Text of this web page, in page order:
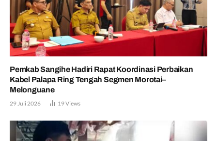
Pemkab Sangihe Hadiri Rapat Koordinasi Perbaikan
Kabel Palapa Ring Tengah Segmen Morotai–
Melonguane
29 Juli 2026 19Views